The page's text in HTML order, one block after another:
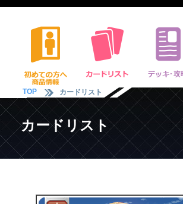
TOP カードリスト
カードリスト